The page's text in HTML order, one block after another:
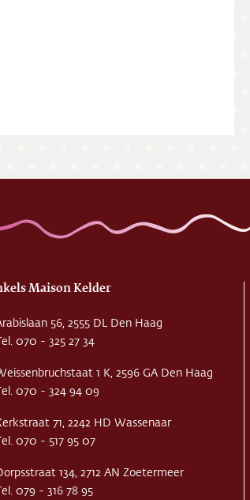
Maison Kelder
56, 2555 DL Den Haag
070 - 325 27 34
1 K, 2596 GA Den Haag
070 - 324 94 09
71, 2242 HD Wassenaar
070 - 517 95 07
134, 2712 AN Zoetermeer
079 - 316 78 95